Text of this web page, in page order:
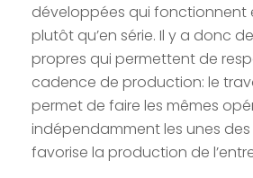
développées qui fonctionnent
plutôt qu’en série. Il y a donc
propres qui permettent de
cadence de production: le
permet de faire les mêmes
indépendamment les unes
favorise la production de